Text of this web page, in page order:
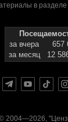
в разделе
за вчера
657
за месяц
12
2004—2026,